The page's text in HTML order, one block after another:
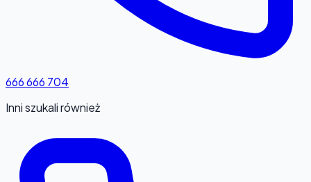
666 666 704
Inni szukali również